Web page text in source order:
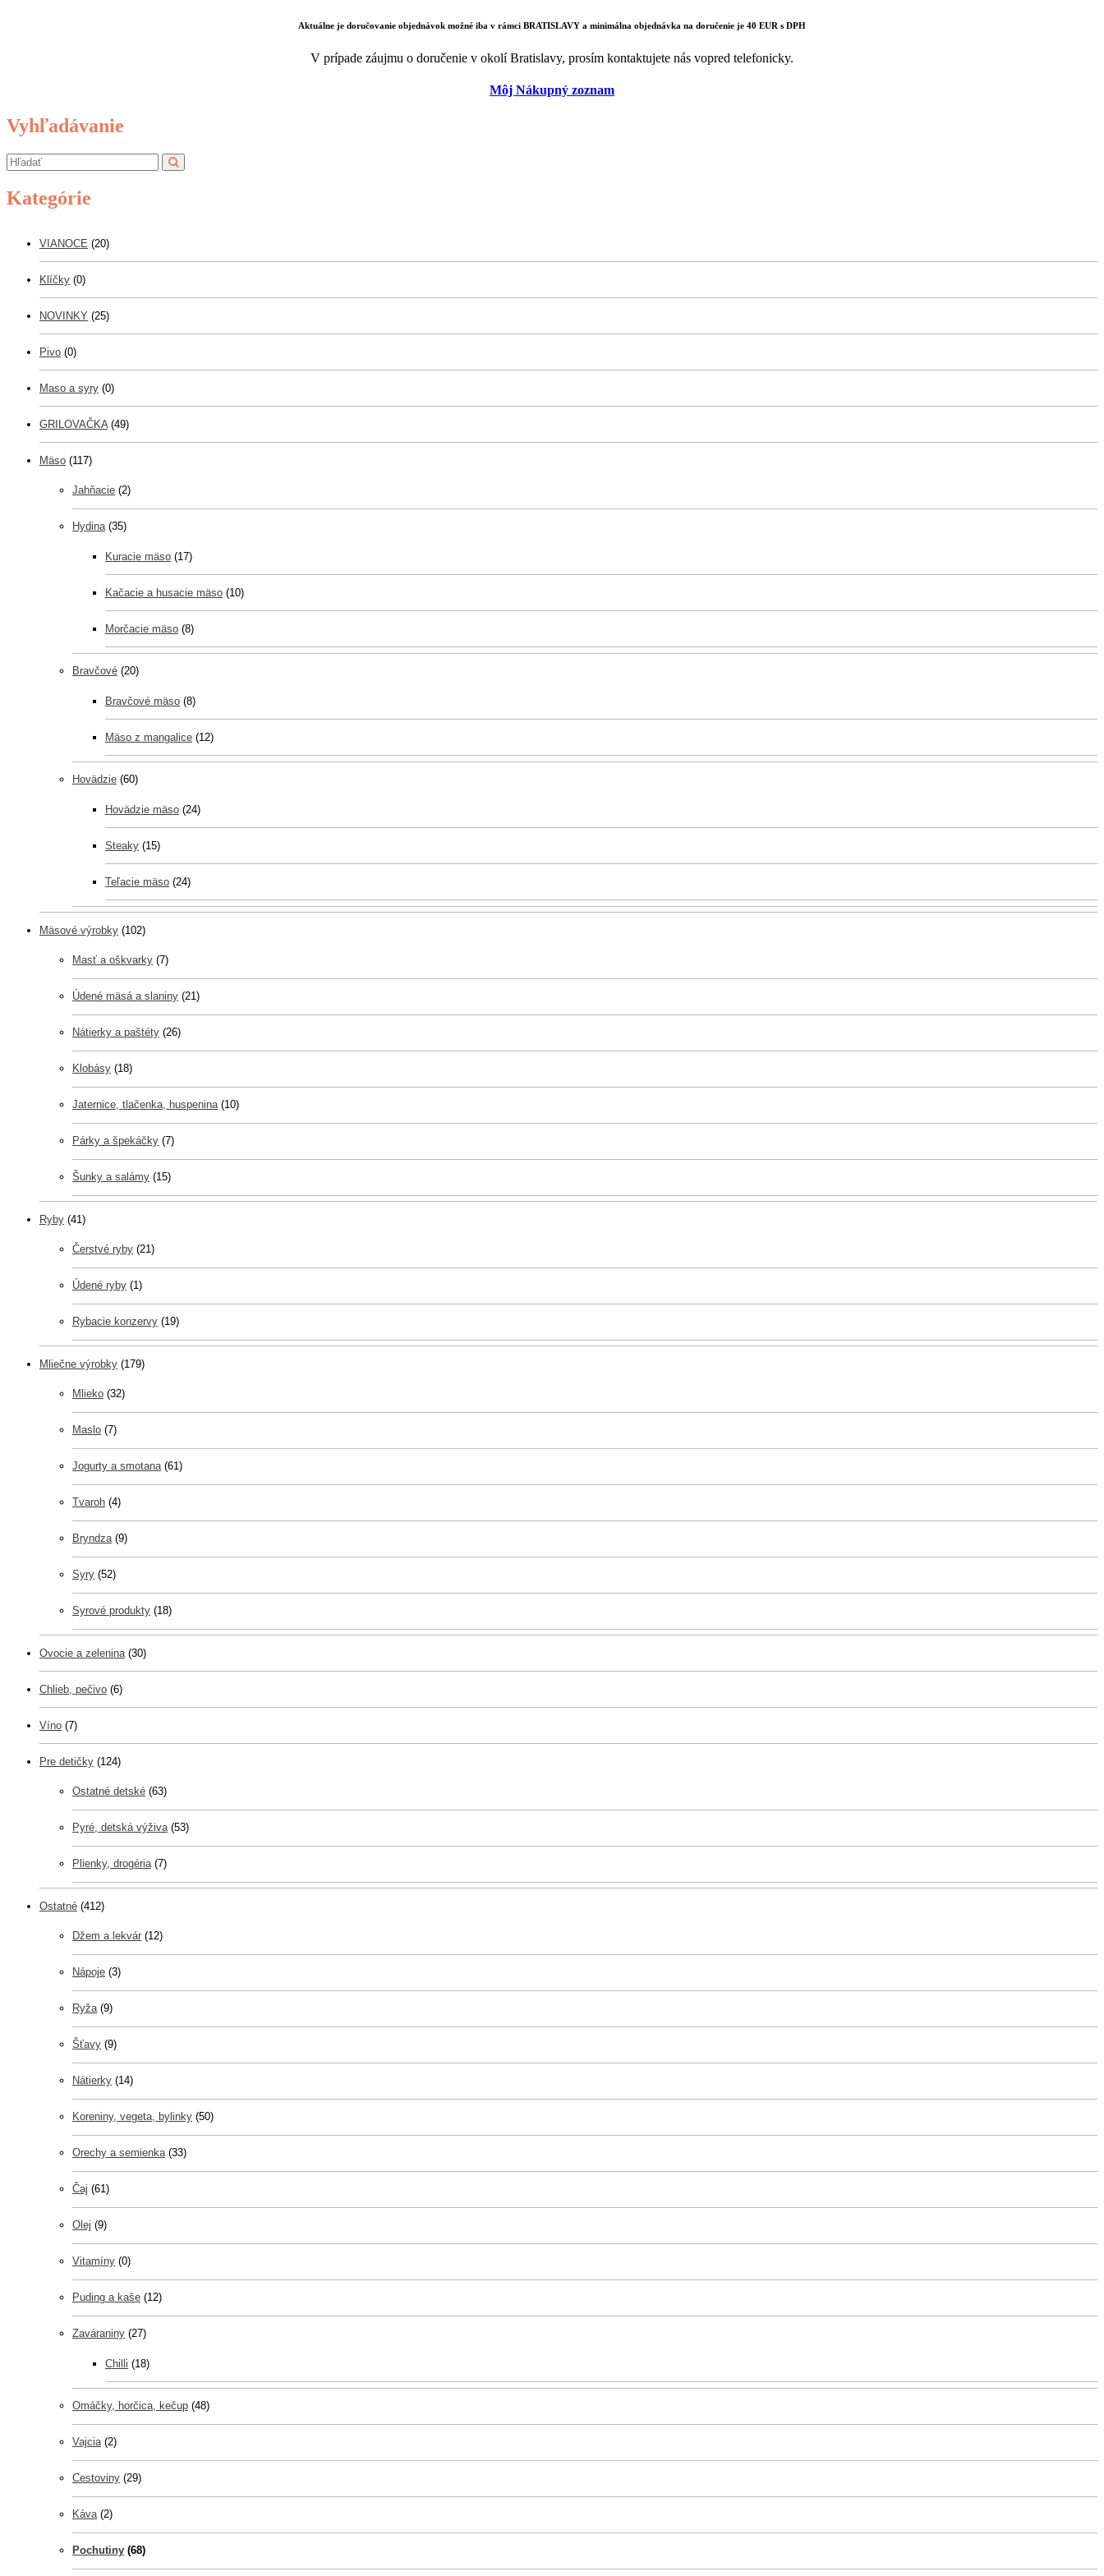
Aktuálne je doručovanie objednávok možné iba v rámci BRATISLAVY a minimálna objednávka na doručenie je 40 EUR s DPH
V prípade záujmu o doručenie v okolí Bratislavy, prosím kontaktujete nás vopred telefonicky.
Môj Nákupný zoznam
Vyhľadávanie
Kategórie
VIANOCE (20)
Klíčky (0)
NOVINKY (25)
Pivo (0)
Maso a syry (0)
GRILOVAČKA (49)
Mäso (117)
Jahňacie (2)
Hydina (35)
Kuracie mäso (17)
Kačacie a husacie mäso (10)
Morčacie mäso (8)
Bravčové (20)
Bravčové mäso (8)
Mäso z mangalice (12)
Hovädzie (60)
Hovädzie mäso (24)
Steaky (15)
Teľacie mäso (24)
Mäsové výrobky (102)
Masť a oškvarky (7)
Údené mäsá a slaniny (21)
Nátierky a paštéty (26)
Klobásy (18)
Jaternice, tlačenka, huspenina (10)
Párky a špekáčky (7)
Šunky a salámy (15)
Ryby (41)
Čerstvé ryby (21)
Údené ryby (1)
Rybacie konzervy (19)
Mliečne výrobky (179)
Mlieko (32)
Maslo (7)
Jogurty a smotana (61)
Tvaroh (4)
Bryndza (9)
Syry (52)
Syrové produkty (18)
Ovocie a zelenina (30)
Chlieb, pečivo (6)
Víno (7)
Pre detičky (124)
Ostatné detské (63)
Pyré, detská výživa (53)
Plienky, drogéria (7)
Ostatné (412)
Džem a lekvár (12)
Nápoje (3)
Ryža (9)
Šťavy (9)
Nátierky (14)
Koreniny, vegeta, bylinky (50)
Orechy a semienka (33)
Čaj (61)
Olej (9)
Vitamíny (0)
Puding a kaše (12)
Zaváraniny (27)
Chilli (18)
Omáčky, horčica, kečup (48)
Vajcia (2)
Cestoviny (29)
Káva (2)
Pochutiny (68)